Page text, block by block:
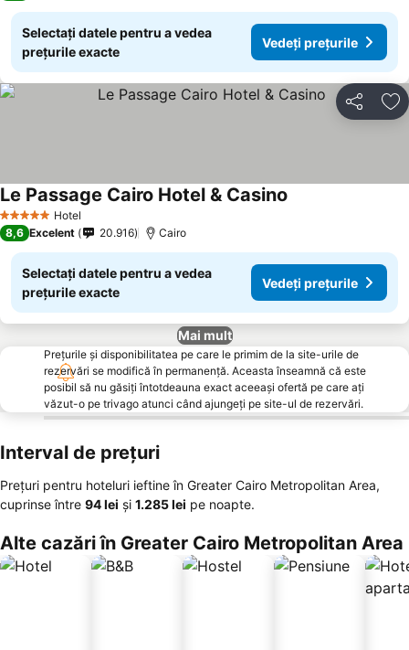
Selectați datele pentru a vedea
prețurile exacte
Vedeți prețurile
Distribuiți
5 Stele Hotel
Le Passage Cairo Hotel & Casino
8,6 Excelent 20.916 Cairo
Selectați datele pentru a vedea
prețurile exacte
Vedeți prețurile
Mai mult
Prețurile și disponibilitatea pe care le primim de la site-urile de
rezervări se modifică în permanență. Aceasta înseamnă că este
posibil să nu găsiți întotdeauna exact aceeași ofertă pe care ați
văzut-o pe trivago atunci când ajungeți pe site-ul de rezervări.
Interval de prețuri
Prețuri pentru hoteluri ieftine în Greater Cairo Metropolitan Area,
cuprinse între ‎94 lei și ‎1.285 lei pe noapte.
Alte cazări în Greater Cairo Metropolitan Area